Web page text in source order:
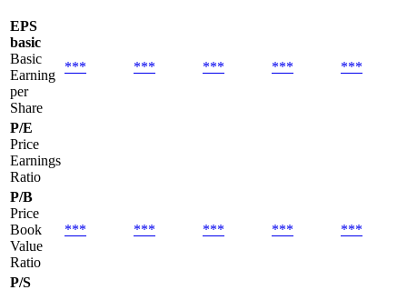
EPS
basic
Basic
Earning
per
Share
*** *** *** *** ***
P/E
Price
Earnings
Ratio
P/B
Price
Book
Value
Ratio
*** *** *** *** ***
P/S